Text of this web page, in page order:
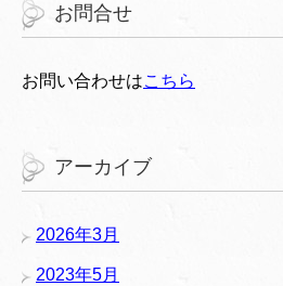
お問合せ
お問い合わせはこちら
アーカイブ
2026年3月
2023年5月